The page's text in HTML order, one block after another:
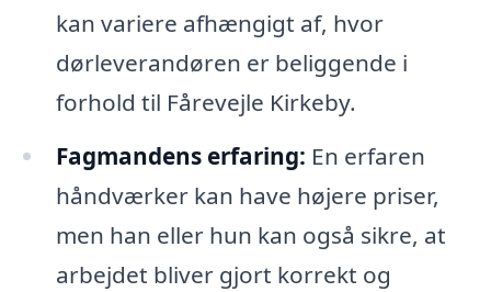
kan variere afhængigt af, hvor
dørleverandøren er beliggende i
forhold til Fårevejle Kirkeby.
Fagmandens erfaring: En erfaren
håndværker kan have højere priser,
men han eller hun kan også sikre, at
arbejdet bliver gjort korrekt og